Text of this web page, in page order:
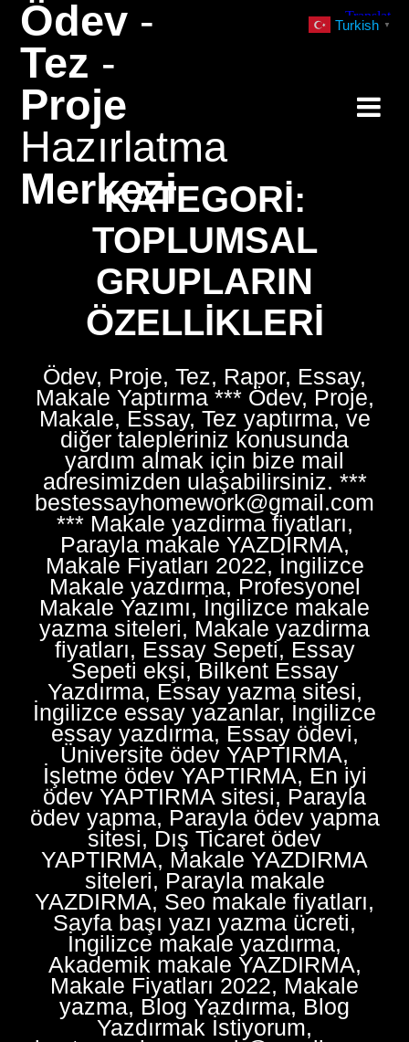
Ödev -
Tez -
Proje
Hazırlatma
MerkeziKATEGORI:
TOPLUMSAL
GRUPLARIN
ÖZELLIKLERI
Ödev, Proje, Tez, Rapor, Essay,
Makale Yaptırma *** Ödev, Proje,
Makale, Essay, Tez yaptırma, ve
diğer talepleriniz konusunda
yardım almak için bize mail
adresimizden ulaşabilirsiniz. ***
bestessayhomework@gmail.com
*** Makale yazdirma fiyatları,
Parayla makale YAZDIRMA,
Makale Fiyatları 2022, İngilizce
Makale yazdırma, Profesyonel
Makale Yazımı, İngilizce makale
yazma siteleri, Makale yazdirma
fiyatları, Essay Sepeti, Essay
Sepeti ekşi, Bilkent Essay
Yazdırma, Essay yazma sitesi,
İngilizce essay yazanlar, İngilizce
essay yazdırma, Essay ödevi,
Üniversite ödev YAPTIRMA,
İşletme ödev YAPTIRMA, En iyi
ödev YAPTIRMA sitesi, Parayla
ödev yapma, Parayla ödev yapma
sitesi, Dış Ticaret ödev
YAPTIRMA, Makale YAZDIRMA
siteleri, Parayla makale
YAZDIRMA, Seo makale fiyatları,
Sayfa başı yazı yazma ücreti,
İngilizce makale yazdırma,
Akademik makale YAZDIRMA,
Makale Fiyatları 2022, Makale
yazma, Blog Yazdırma, Blog
Yazdırmak İstiyorum,
Turkish ▼